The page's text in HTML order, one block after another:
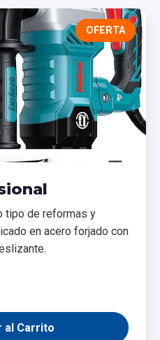
OFERTA
tipo de reformas y
en acero forjado con
al Carrito